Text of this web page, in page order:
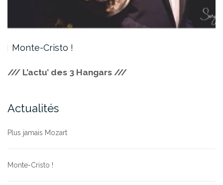
Monte-Cristo !
/// L’actu’ des 3 Hangars ///
Actualités
Plus jamais Mozart
Monte-Cristo !